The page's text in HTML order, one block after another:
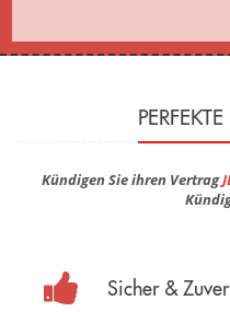
Kündigen Sie ihren Vertrag
Sicher &